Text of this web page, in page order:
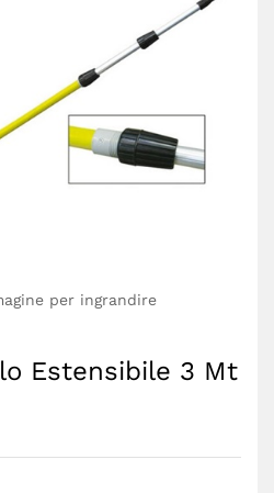
per ingrandire
Estensibile 3 Mt